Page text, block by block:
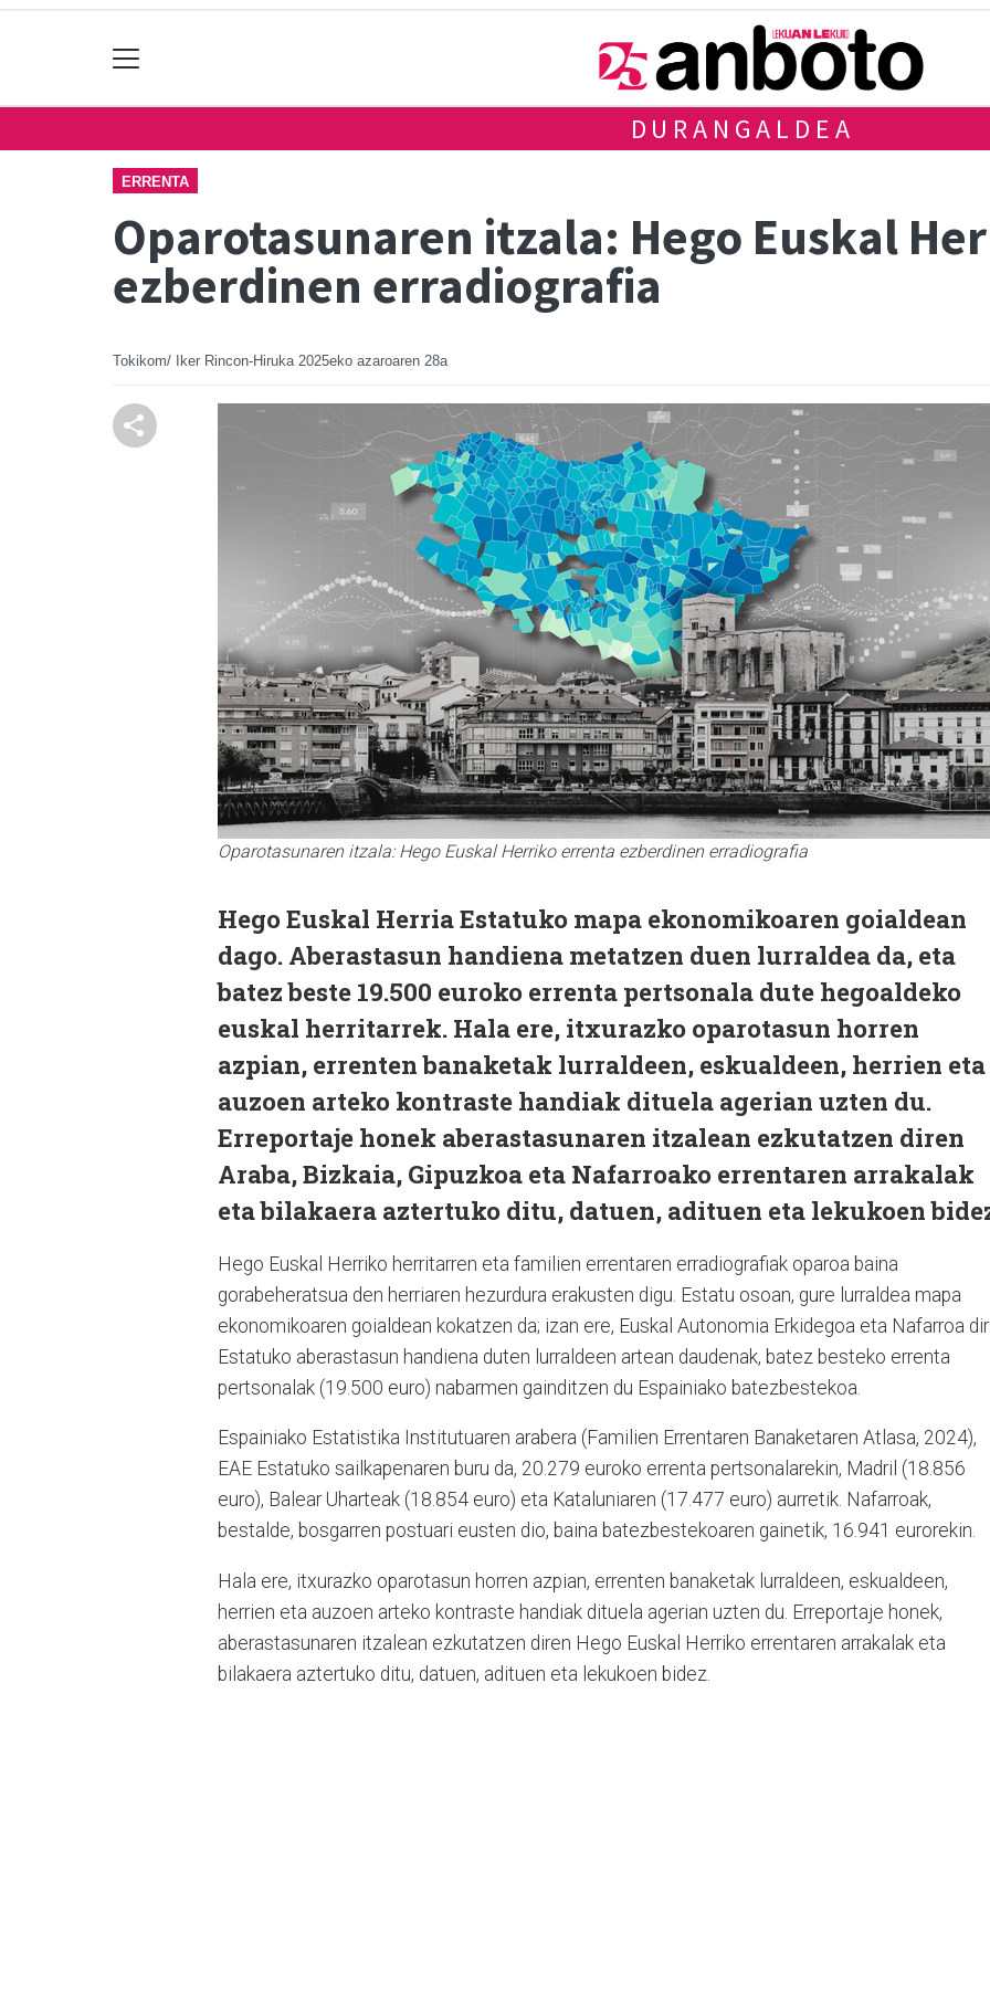
DURANGALDEA
ERRENTA
Oparotasunaren itzala: Hego Euskal
ezberdinen erradiografia
Tokikom/ Iker Rincon-Hiruka 2025eko azaroaren 28a
Oparotasunaren itzala: Hego Euskal Herriko errenta ezberdinen erradiografia
Hego Euskal Herria Estatuko mapa ekonomikoaren goialdean
dago. Aberastasun handiena metatzen duen lurraldea da, eta
batez beste 19.500 euroko errenta pertsonala dute hegoaldeko
euskal herritarrek. Hala ere, itxurazko oparotasun horren
azpian, errenten banaketak lurraldeen, eskualdeen, herrien eta
auzoen arteko kontraste handiak dituela agerian uzten du.
Erreportaje honek aberastasunaren itzalean ezkutatzen diren
Araba, Bizkaia, Gipuzkoa eta Nafarroako errentaren arrakalak
eta bilakaera aztertuko ditu, datuen, adituen eta lekukoen
Hego Euskal Herriko herritarren eta familien errentaren erradiografiak oparoa baina
gorabeheratsua den herriaren hezurdura erakusten digu. Estatu osoan, gure lurraldea mapa
ekonomikoaren goialdean kokatzen da; izan ere, Euskal Autonomia Erkidegoa eta Nafarroa
Estatuko aberastasun handiena duten lurraldeen artean daudenak, batez besteko errenta
pertsonalak (19.500 euro) nabarmen gainditzen du Espainiako batezbestekoa.
Espainiako Estatistika Institutuaren arabera (Familien Errentaren Banaketaren Atlasa, 2024),
EAE Estatuko sailkapenaren buru da, 20.279 euroko errenta pertsonalarekin, Madril (18.856
euro), Balear Uharteak (18.854 euro) eta Kataluniaren (17.477 euro) aurretik. Nafarroak,
bestalde, bosgarren postuari eusten dio, baina batezbestekoaren gainetik, 16.941 eurorekin.
Hala ere, itxurazko oparotasun horren azpian, errenten banaketak lurraldeen, eskualdeen,
herrien eta auzoen arteko kontraste handiak dituela agerian uzten du. Erreportaje honek,
aberastasunaren itzalean ezkutatzen diren Hego Euskal Herriko errentaren arrakalak eta
bilakaera aztertuko ditu, datuen, adituen eta lekukoen bidez.